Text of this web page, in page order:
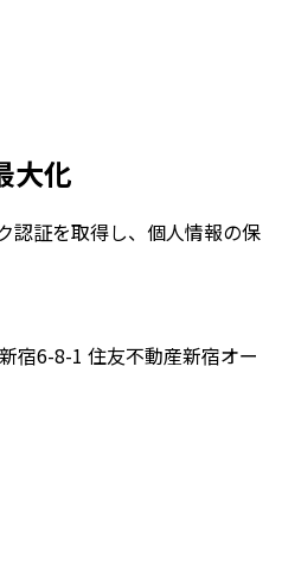
大化
認証を取得し、個人情報の保
宿6-8-1 住友不動産新宿オー